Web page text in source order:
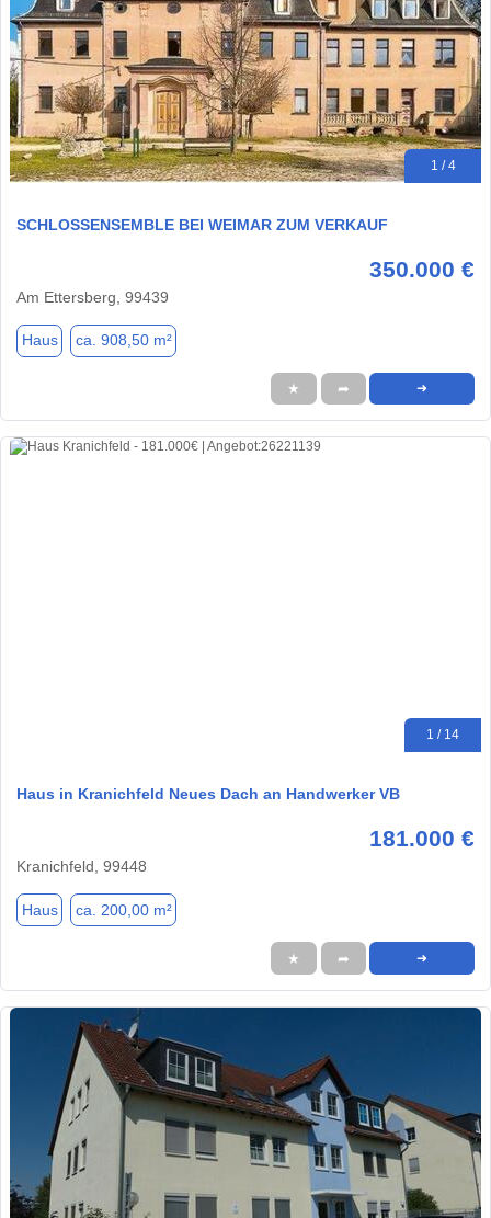
1 / 4
SCHLOSSENSEMBLE BEI WEIMAR ZUM VERKAUF
350.000 €
Am Ettersberg, 99439
Haus ca. 908,50 m²
★ ➦ ➜
1 / 14
Haus in Kranichfeld Neues Dach an Handwerker VB
181.000 €
Kranichfeld, 99448
Haus ca. 200,00 m²
★ ➦ ➜